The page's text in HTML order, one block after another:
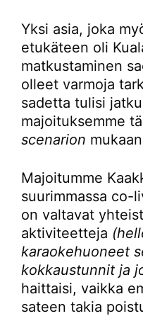
Yksi asia, joka
etukäteen oli
matkustaminen
olleet varmoja
sadetta tulisi
majoituksemme
scenarion
Majoitumme
suurimmassa co-
on valtavat
aktiviteetteja
karaokehuoneet
kokkaustunnit ja
haittaisi, vaikka
sateen takia